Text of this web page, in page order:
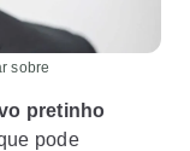
sobre
pretinho
pode